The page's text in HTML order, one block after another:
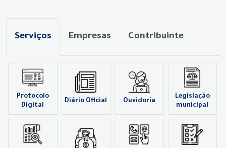
Serviços Empresas Contribuinte
Protocolo
Digital
Diário Oficial Ouvidoria
Legislação
municipal